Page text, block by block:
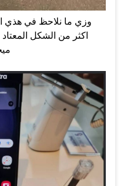
وزي ما نلاحظ في هذي